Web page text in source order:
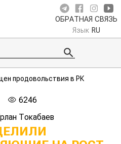
ОБРАТНАЯ СВЯЗЬ
Язык RU
продовольствия в РК
6246
Токабаев